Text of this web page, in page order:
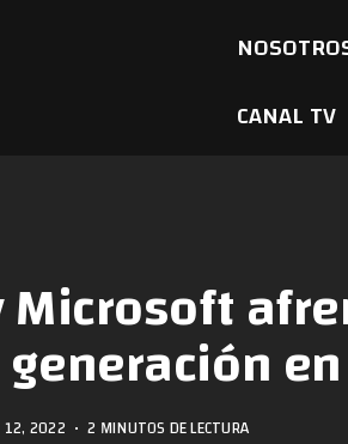
CANAL TV
Microsoft
12, 2022 • 2 MINUTOS DE LECTURA